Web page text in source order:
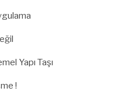
Yapı Taşı
!